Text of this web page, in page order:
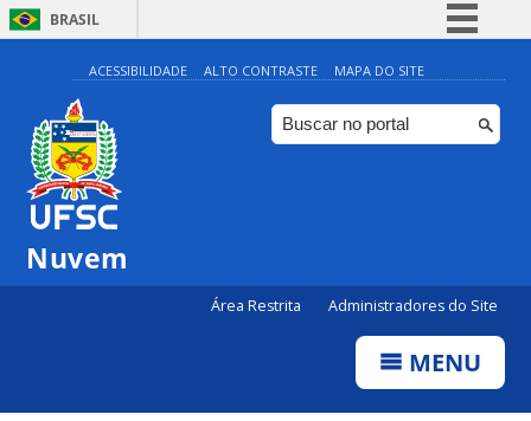
BRASIL
Simplifique!
Comunica BR
Participe
ACESSIBILIDADE ALTO CONTRASTE MAPA DO SITE
Nuvem
Área Restrita Administradores do Site
MENU